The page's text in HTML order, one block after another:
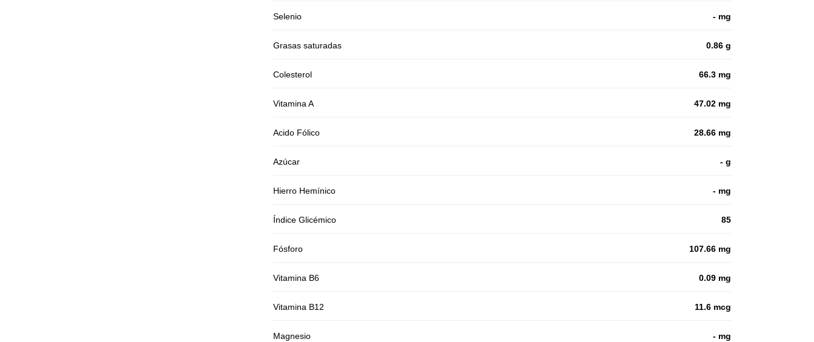
Selenio - mg
Grasas saturadas 0.86 g
Colesterol 66.3 mg
Vitamina A 47.02 mg
Acido Fólico 28.66 mg
Azúcar - g
Hierro Hemínico - mg
Índice Glicémico 85
Fósforo 107.66 mg
Vitamina B6 0.09 mg
Vitamina B12 11.6 mcg
Magnesio - mg